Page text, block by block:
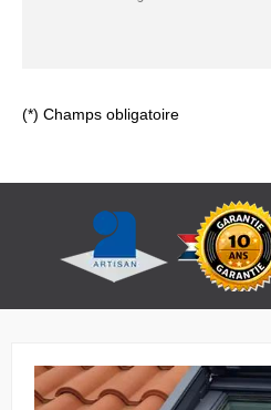
(*) Champs obligatoire